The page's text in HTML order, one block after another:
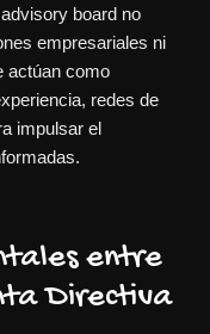
board no
empresariales ni
actúan como
redes de
impulsar el
entre
Directiva